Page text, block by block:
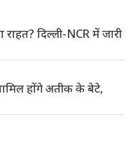
दिल्ली-NCR में जारी
होंगे अतीक के बेटे,